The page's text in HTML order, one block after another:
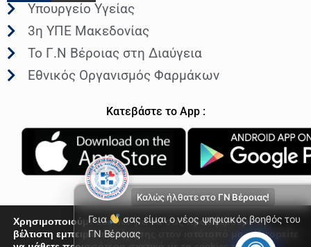
Υπουργείο Υγείας
3η ΥΠΕ Μακεδονίας
Το Γ.Ν Βέροιας στη Διαύγεια
Εθνικός Οργανισμός Φαρμάκων
Κατεβάστε το App :
Καλώς ήλθατε στο ΓΝ Βέροιας!
Γεια
σας είμαι ο νέος ψηφιακός βοηθός του
ΓΝ Βέροιας
Χρησιμοποιούμε cookies για να σας προσφέρουμε τη
βέλτιστη εμπειρία πλοήγησης στον ιστότοπό μας. Μπορείτε